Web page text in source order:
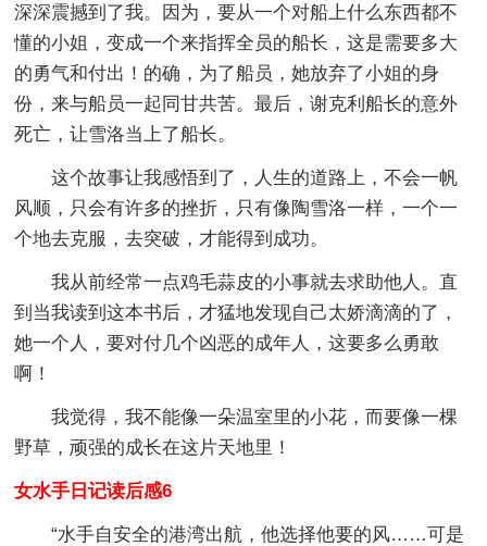
深深震撼到了我。因为，要从一个对船上什么东西都不
懂的小姐，变成一个来指挥全员的船长，这是需要多大
的勇气和付出！的确，为了船员，她放弃了小姐的身
份，来与船员一起同甘共苦。最后，谢克利船长的意外
死亡，让雪洛当上了船长。
这个故事让我感悟到了，人生的道路上，不会一帆
风顺，只会有许多的挫折，只有像陶雪洛一样，一个一
个地去克服，去突破，才能得到成功。
我从前经常一点鸡毛蒜皮的小事就去求助他人。直
到当我读到这本书后，才猛地发现自己太娇滴滴的了，
她一个人，要对付几个凶恶的成年人，这要多么勇敢
啊！
我觉得，我不能像一朵温室里的小花，而要像一棵
野草，顽强的成长在这片天地里！
女水手日记读后感6
“水手自安全的港湾出航，他选择他要的风……可是